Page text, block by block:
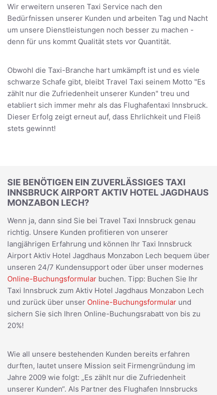
Wir erweitern unseren Taxi Service nach den
Bedürfnissen unserer Kunden und arbeiten Tag und Nacht
um unsere Dienstleistungen noch besser zu machen -
denn für uns kommt Qualität stets vor Quantität.
Obwohl die Taxi-Branche hart umkämpft ist und es viele
schwarze Schafe gibt, bleibt Travel Taxi seinem Motto "Es
zählt nur die Zufriedenheit unserer Kunden" treu und
etabliert sich immer mehr als das Flughafentaxi Innsbruck.
Dieser Erfolg zeigt erneut auf, dass Ehrlichkeit und Fleiß
stets gewinnt!
SIE BENÖTIGEN EIN ZUVERLÄSSIGES TAXI
INNSBRUCK AIRPORT AKTIV HOTEL JAGDHAUS
MONZABON LECH?
Wenn ja, dann sind Sie bei Travel Taxi Innsbruck genau
richtig. Unsere Kunden profitieren von unserer
langjährigen Erfahrung und können Ihr Taxi Innsbruck
Airport Aktiv Hotel Jagdhaus Monzabon Lech bequem über
unseren 24/7 Kundensupport oder über unser modernes
Online-Buchungsformular buchen. Tipp: Buchen Sie Ihr
Taxi Innsbruck zum Aktiv Hotel Jagdhaus Monzabon Lech
und zurück über unser Online-Buchungsformular und
sichern Sie sich Ihren Online-Buchungsrabatt von bis zu
20%!
Wie all unsere bestehenden Kunden bereits erfahren
durften, lautet unsere Mission seit Firmengründung im
Jahre 2009 wie folgt: „Es zählt nur die Zufriedenheit
unserer Kunden“. Als Partner des Flughafen Innsbrucks